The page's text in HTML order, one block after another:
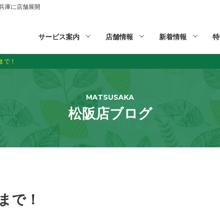
庫に店舗展開
サービス案内 店舗情報 新着情報
で！
MATSUSAKA
松阪店ブログ
で！